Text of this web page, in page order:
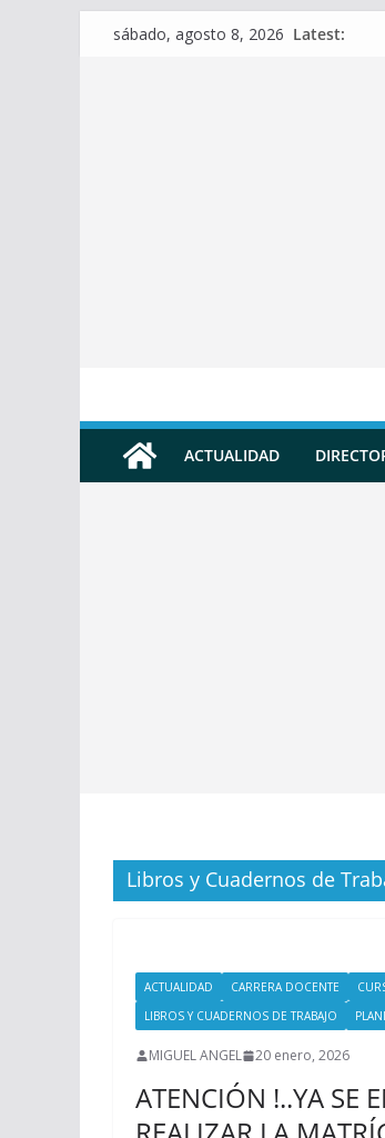
sábado, agosto 8, 2026 Latest:
ACTUALIDAD
Libros y Cuadernos de
ACTUALIDAD CARRERA DOCENTE
LIBROS Y CUADERNOS DE TRABAJO
MIGUEL ANGEL 20 enero, 2026
ATENCIÓN !..YA SE